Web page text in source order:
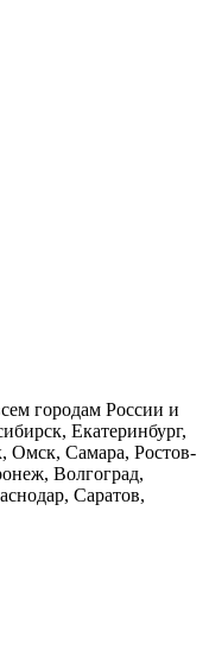
городам России и
Екатеринбург,
Омск, Самара, Ростов-
Волгоград,
Саратов,